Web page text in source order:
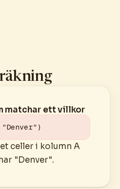
matchar ett villkor
"Denver")
celler i kolumn A
"Denver".